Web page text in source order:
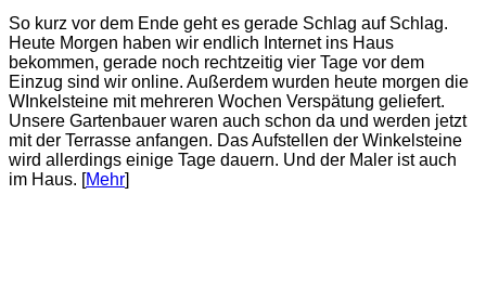
So kurz vor dem Ende geht es gerade Schlag auf Schlag.
Heute Morgen haben wir endlich Internet ins Haus
bekommen, gerade noch rechtzeitig vier Tage vor dem
Einzug sind wir online. Außerdem wurden heute morgen die
WInkelsteine mit mehreren Wochen Verspätung geliefert.
Unsere Gartenbauer waren auch schon da und werden jetzt
mit der Terrasse anfangen. Das Aufstellen der Winkelsteine
wird allerdings einige Tage dauern. Und der Maler ist auch
im Haus. [Mehr]